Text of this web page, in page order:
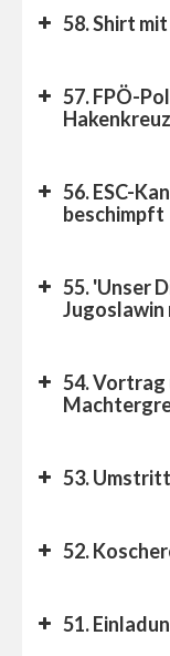
58. Shirt
57. FPÖ-
56. ESC-
beschimpft
55. 'Unser
Jugoslawin
54. Vortrag
53.
52.
51.